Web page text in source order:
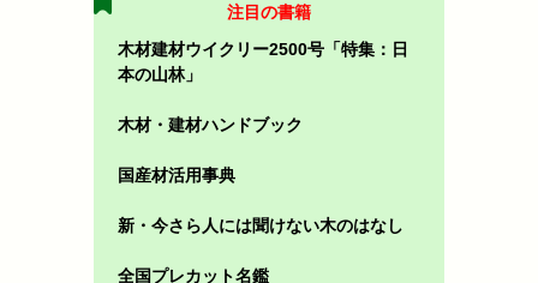
注目の書籍
木材建材ウイクリー2500号「特集：日
本の山林」
木材・建材ハンドブック
国産材活用事典
新・今さら人には聞けない木のはなし
全国プレカット名鑑